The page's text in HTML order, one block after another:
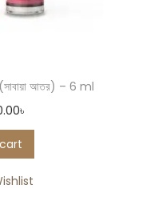
আতর) – 6 ml
৳